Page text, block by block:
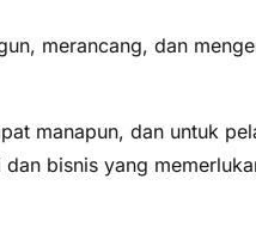
merancang, dan
manapun, dan untuk
bisnis yang